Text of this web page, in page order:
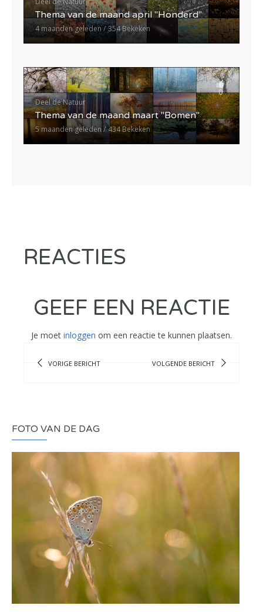
Thema van de maand april "Honderd"
4 maanden geleden 354 Bekeken
0
Deel de Natuur
Thema van de maand maart "Bomen"
5 maanden geleden 434 Bekeken
REACTIES
GEEF EEN REACTIE
Je moet inloggen om een reactie te kunnen plaatsen.
VORIGE BERICHT VOLGENDE BERICHT
FOTO VAN DE DAG